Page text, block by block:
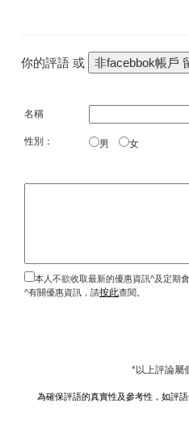
你的評語 或
名稱
性別： 男 女
本人不欲收取最新的優惠資訊^及定期
^有關優惠資訊，請按此查閱。
*以上評論屬
為確保評語的真實性及參考性，如評